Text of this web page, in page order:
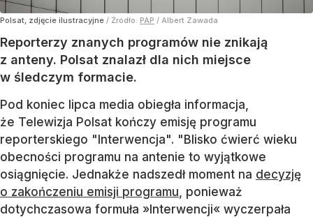
Polsat, zdjęcie ilustracyjne / Źródło: PAP / Albert Zawada
Reporterzy znanych programów nie znikają
z anteny. Polsat znalazł dla nich miejsce
w śledczym formacie.
Pod koniec lipca media obiegła informacja,
że Telewizja Polsat kończy emisję programu
reporterskiego "Interwencja". "Blisko ćwierć wieku
obecności programu na antenie to wyjątkowe
osiągnięcie. Jednakże nadszedł moment na decyzję
o zakończeniu emisji programu , ponieważ
dotychczasowa formuła »Interwencji« wyczerpała